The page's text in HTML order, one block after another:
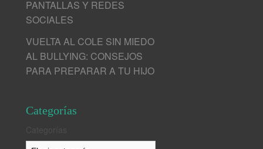
PANTALLAS Y REDES
SOCIALES
VUELTA AL COLE SIN MIEDO
AL BULLYING: CONSEJOS
PARA PREPARAR A TU HIJO
Categorías